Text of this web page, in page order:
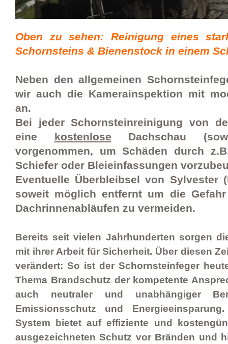
Oben zu sehen: Reinigung eines
Schornsteins & Bienenstock in einem
Neben den allgemeinen
wir auch die Kamerainspektion mit
an.
Bei jeder Schornsteinreinigung von
eine kostenlose Dachschau
vorgenommen, um Schäden durch
Schiefer oder Bleieinfassungen
Eventuelle Überbleibsel von Sylvester
soweit möglich entfernt um die
Dachrinnenabläufen zu vermeiden.
Bereits seit vielen Jahrhunderten sorgen
mit ihrer Arbeit für Sicherheit. Über diesen
verändert: So ist der Schornsteinfeger
Thema Brandschutz der kompetente
auch neutraler und unabhängiger
Emissionsschutz und
System bietet auf effiziente und
ausgezeichneten Schutz vor Bränden und